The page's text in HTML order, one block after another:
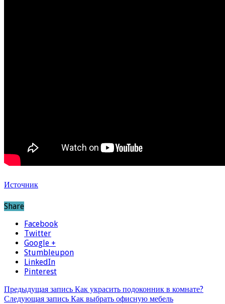
Источник
Share
Facebook
Twitter
Google +
Stumbleupon
LinkedIn
Pinterest
Предыдущая запись Как украсить подоконник в комнате?
Следующая запись Как выбрать офисную мебель